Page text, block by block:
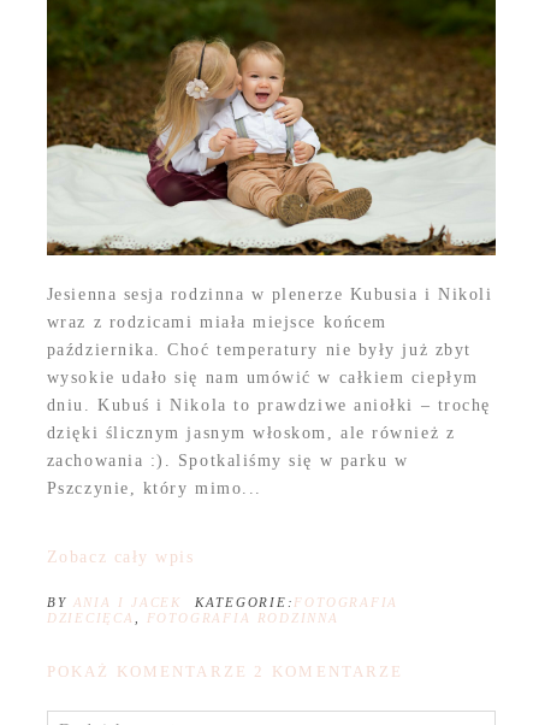
Jesienna sesja rodzinna w plenerze Kubusia i Nikoli
wraz z rodzicami miała miejsce końcem
października. Choć temperatury nie były już zbyt
wysokie udało się nam umówić w całkiem ciepłym
dniu. Kubuś i Nikola to prawdziwe aniołki – trochę
dzięki ślicznym jasnym włoskom, ale również z
zachowania :). Spotkaliśmy się w parku w
Pszczynie, który mimo...
Zobacz cały wpis
BY ANIA I JACEK KATEGORIE: FOTOGRAFIA
DZIECIĘCA
FOTOGRAFIA RODZINNA
POKAŻ KOMENTARZE 2 KOMENTARZE